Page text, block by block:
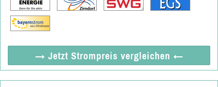
→ Jetzt Strompreis vergleichen ←